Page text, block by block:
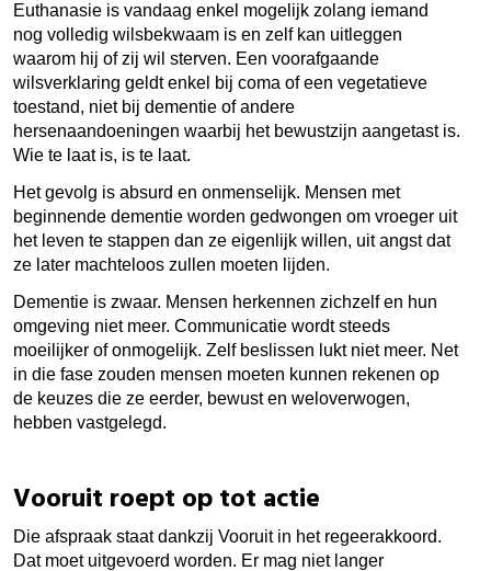
Euthanasie is vandaag enkel mogelijk zolang iemand
nog volledig wilsbekwaam is en zelf kan uitleggen
waarom hij of zij wil sterven. Een voorafgaande
wilsverklaring geldt enkel bij coma of een vegetatieve
toestand, niet bij dementie of andere
hersenaandoeningen waarbij het bewustzijn aangetast is.
Wie te laat is, is te laat.
Het gevolg is absurd en onmenselijk. Mensen met
beginnende dementie worden gedwongen om vroeger uit
het leven te stappen dan ze eigenlijk willen, uit angst dat
ze later machteloos zullen moeten lijden.
Dementie is zwaar. Mensen herkennen zichzelf en hun
omgeving niet meer. Communicatie wordt steeds
moeilijker of onmogelijk. Zelf beslissen lukt niet meer. Net
in die fase zouden mensen moeten kunnen rekenen op
de keuzes die ze eerder, bewust en weloverwogen,
hebben vastgelegd.
Vooruit roept op tot actie
Die afspraak staat dankzij Vooruit in het regeerakkoord.
Dat moet uitgevoerd worden. Er mag niet langer